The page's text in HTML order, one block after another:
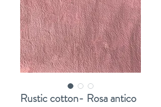
Rustic cotton- Rosa antico